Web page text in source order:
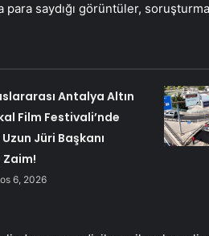
para saydığı görüntüler,
Antalya Altın
Film Festivali’nde
Jüri Başkanı
Zaim!
6, 2026